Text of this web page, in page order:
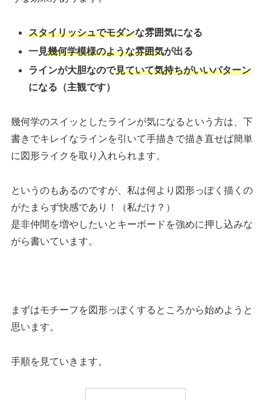
スタイリッシュでモダンな雰囲気になる
一見幾何学模様のような雰囲気が出る
ラインが大胆なので見ていて気持ちがいいパターン
になる（主観です）
幾何学のスイッとしたラインが気になるという方は、下
書きでキレイなラインを引いて手描きで描き直せば簡単
に図形ライクを取り入れられます。
というのもあるのですが、私は何より図形っぽく描くの
がたまらず快感であり！（私だけ？）
是非仲間を増やしたいとキーボードを強めに押し込みな
がら書いています。
まずはモチーフを図形っぽくするところから始めようと
思います。
手順を見ていきます。